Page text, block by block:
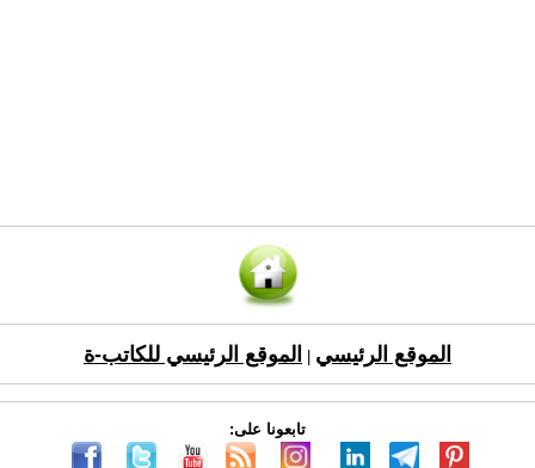
الموقع الرئيسي الموقع الرئيسي للكاتب-ة
تابعونا على: